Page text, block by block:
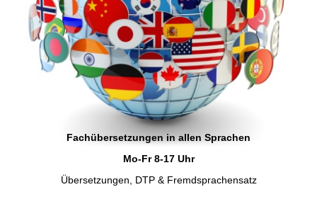
Fachübersetzungen in allen Sprachen
Mo-Fr 8-17 Uhr
Übersetzungen, DTP & Fremdsprachensatz